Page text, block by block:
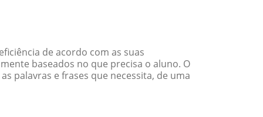
de acordo com as suas
baseados no que precisa o aluno. O
palavras e frases que necessita, de uma